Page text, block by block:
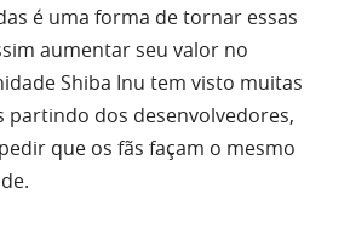
é uma forma de tornar essas
aumentar seu valor no
Shiba Inu tem visto muitas
partindo dos desenvolvedores,
que os fãs façam o mesmo